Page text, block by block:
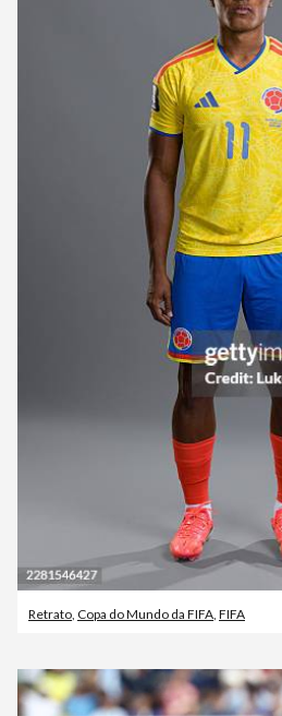
Retrato Copa do Mundo da FIFA FIFA